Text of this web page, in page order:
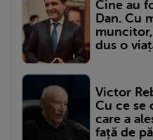
Cine au
Dan. Cu
dus o
Victor
Cu ce se
care a
față de